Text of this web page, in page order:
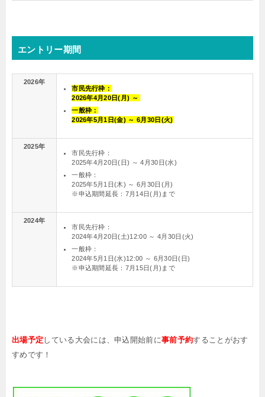
エントリー期間
2026年
市民先行枠：
2026年4月20日(月) ～
一般枠：
2026年5月1日(金) ～ 6月30日(火)
2025年
市民先行枠：
2025年4月20日(日) ～ 4月30日(水)
一般枠：
2025年5月1日(木) ～ 6月30日(月)
※申込期間延長：7月14日(月)まで
2024年
市民先行枠：
2024年4月20日(土)12:00 ～ 4月30日(火)
一般枠：
2024年5月1日(水)12:00 ～ 6月30日(日)
※申込期間延長：7月15日(月)まで
出場予定 している大会には、申込開始前に事前予約することがおす
すめです！